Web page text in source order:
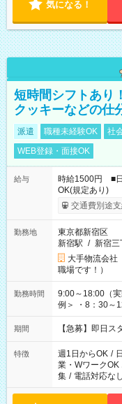
気になる！
短時間シフトあり
クッキーなどの仕
派遣 職種未経験OK 社
WEB登録・面接OK
給与
時給1500円 ■
OK(規定あり)
交通費別途支
勤務地
東京都新宿区
新宿駅 / 新宿三
大手物流会社
職場です！）
勤務時間
9:00～18:00（実動8時間） 希望の時間
例＞ ・8：30～
・13：00～22
期間 【急募】即日
特徴 週1日からOK /
業・WワークOK
集 / 電話対応なし